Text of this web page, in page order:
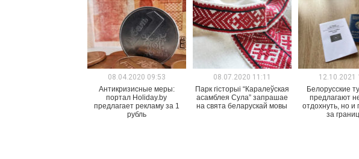
08.04.2020 09:53
Антикризисные меры:
портал Holiday.by
предлагает рекламу за 1
рубль
08.07.2020 11:11
Парк гісторыі “Каралеўская
асамблея Сула” запрашае
на свята беларускай мовы
12.10.2021
Белорусские
предлагают
отдохнуть, но и
за